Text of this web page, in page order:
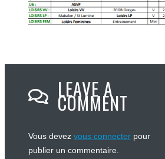
LEAVE A
COMMENT
Vous devez vous connecter pour
publier un commentaire.